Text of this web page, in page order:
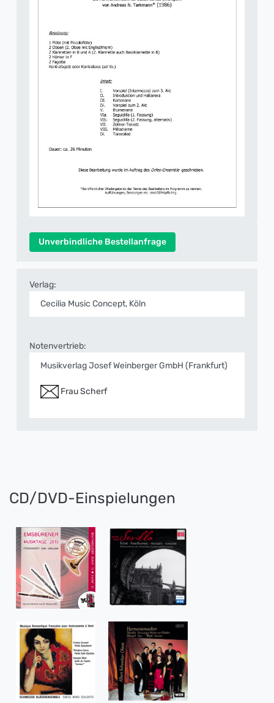
Unverbindliche Bestellanfrage
Verlag:
Cecilia Music Concept, Köln
Notenvertrieb:
Musikverlag Josef Weinberger GmbH (Frankfurt)
Frau Scherf
CD/DVD-Einspielungen